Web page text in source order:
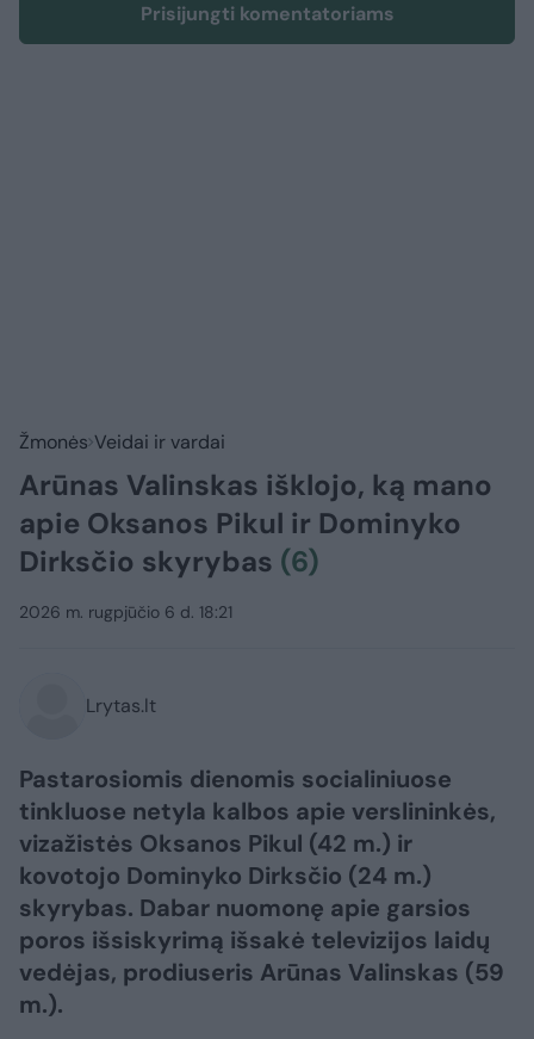
Prisijungti komentatoriams
Žmonės Veidai ir vardai
Arūnas Valinskas išklojo, ką mano
apie Oksanos Pikul ir Dominyko
Dirksčio skyrybas (6)
2026 m. rugpjūčio 6 d. 18:21
Lrytas.lt
Pastarosiomis dienomis socialiniuose
tinkluose netyla kalbos apie verslininkės,
vizažistės Oksanos Pikul (42 m.) ir
kovotojo Dominyko Dirksčio (24 m.)
skyrybas. Dabar nuomonę apie garsios
poros išsiskyrimą išsakė televizijos laidų
vedėjas, prodiuseris Arūnas Valinskas (59
m.).